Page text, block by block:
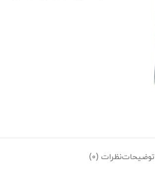
توضیحاتنظرات (0)